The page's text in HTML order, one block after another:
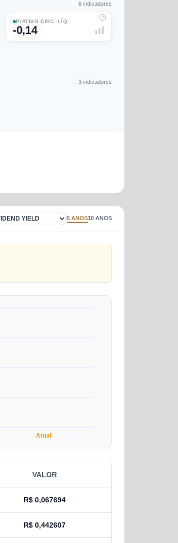
6 indicadores
P/ATIVO CIRC. LÍQ.
-0,14
3 indicadores
5 ANOS10 ANOS
Atual
VALOR
R$ 0,067694
R$ 0,442607